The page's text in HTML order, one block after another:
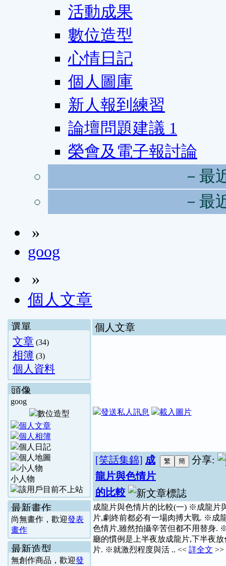
活動成果
數位造型
心情日記
個人圖庫
新人報到練習
論壇問題建議 1
榮會及電子報討論
－最
－最
»
goog
»
個人文章
選單
文章 (34)
相簿 (3)
個人資料
頭像
goog
小人物
最新畫作
尚無畫作，歡迎發表
畫作
最新造型
無創作商品，歡迎發
個人文章
分享:
[笑話集錦] 成
龍片與色情片
的比較
成龍片與色情片的比較(一) ※成龍片
片,劇終前都必有一場肉搏大戰. ※成
色情片,雖然拍攝辛苦但都不用替身.
廳的慣例是上半夜放成龍片,下半夜放
片. ※就激烈程度與活 .. << 詳全文 >>